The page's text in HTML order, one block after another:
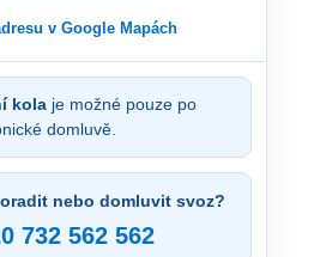
v Google Mapách
kola je možné pouze po
domluvě.
nebo domluvit svoz?
732 562 562